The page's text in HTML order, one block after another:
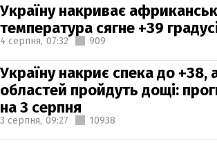
Україну накриває
температура сягне +39
4 серпня, 07:32 909
Україну накриє спека до +38,
областей пройдуть дощі:
на 3 серпня
3 серпня, 09:27 10938